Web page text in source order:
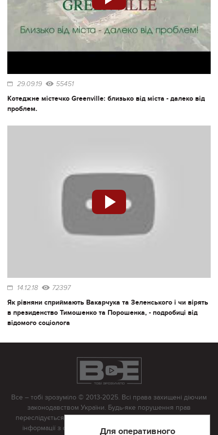
29.09.19 55451
Котеджне містечко Greenville: близько від міста - далеко від
проблем.
14.12.18 72397
Як рівняни сприймають Вакарчука та Зеленського і чи вірять
в президенство Тимошенко та Порошенка, - подробиці від
відомого соціолога
Для оперативного
Все – тобі зрозуміло © 2013-2025. Всі права захищені діючим
законодавством України. Будь-яке порушення прав
переслідується в судовому порядку. Будь-яке відтворення
інформації з сайту тільки з письмово дозволу редакції.